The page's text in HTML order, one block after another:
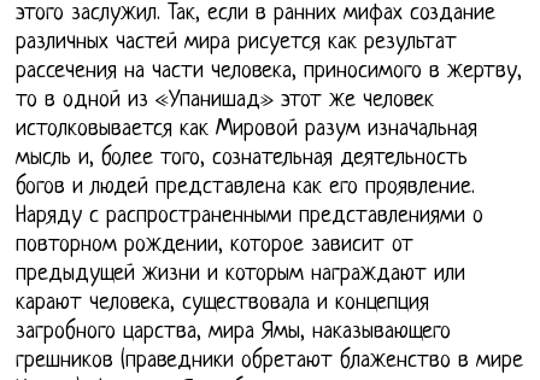
этого заслужил. Так, если в ранних мифах создание
различных частей мира рисуется как результат
рассечения на части человека, приносимого в жертву,
то в одной из «Упанишад» этот же человек
истолковывается как Мировой разум изначальная
мысль и, более того, сознательная деятельность
богов и людей представлена как его проявление.
Наряду с распространенными представлениями о
повторном рождении, которое зависит от
предыдущей жизни и которым награждают или
карают человека, существовала и концепция
загробного царства, мира Ямы, наказывающего
грешников (праведники обретают блаженство в мире